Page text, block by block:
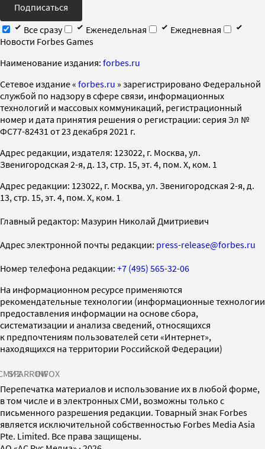
Подписаться
Все сразу
Еженедельная
Ежедневная
Новости Forbes Games
Наименование издания: forbes.ru
Cетевое издание « forbes.ru » зарегистрировано Федеральной
службой по надзору в сфере связи, информационных
технологий и массовых коммуникаций, регистрационный
номер и дата принятия решения о регистрации: серия Эл №
ФС77-82431 от 23 декабря 2021 г.
Адрес редакции, издателя: 123022, г. Москва, ул.
Звенигородская 2-я, д. 13, стр. 15, эт. 4, пом. X, ком. 1
Адрес редакции: 123022, г. Москва, ул. Звенигородская 2-я, д.
13, стр. 15, эт. 4, пом. X, ком. 1
Главный редактор: Мазурин Николай Дмитриевич
Адрес электронной почты редакции: press-release@forbes.ru
Номер телефона редакции: +7 (495) 565-32-06
На информационном ресурсе применяются
рекомендательные технологии (информационные технологии
предоставления информации на основе сбора,
систематизации и анализа сведений, относящихся
к предпочтениям пользователей сети «Интернет»,
находящихся на территории Российской Федерации)
SPARROWINFOX
Перепечатка материалов и использование их в любой форме,
в том числе и в электронных СМИ, возможны только с
письменного разрешения редакции. Товарный знак Forbes
является исключительной собственностью Forbes Media Asia
Pte. Limited. Все права защищены.